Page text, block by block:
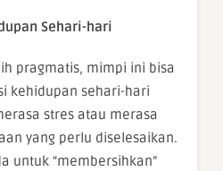
Sehari-hari
pragmatis, mimpi ini bisa
kehidupan sehari-hari
stres atau merasa
yang perlu diselesaikan.
untuk “membersihkan”